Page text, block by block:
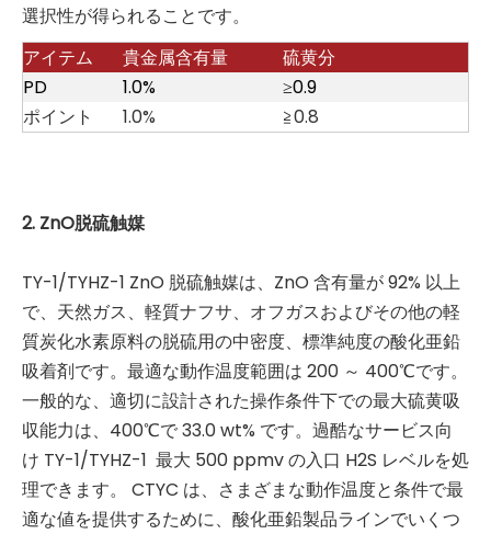
選択性が得られることです。
アイテム
貴金属含有量
硫黄分
PD
1.0%
≥0.9
ポイント
1.0% ≧0.8
2. ZnO脱硫触媒
TY-1/TYHZ-1 ZnO 脱硫触媒は、ZnO 含有量が 92% 以上
で、天然ガス、軽質ナフサ、オフガスおよびその他の軽
質炭化水素原料の脱硫用の中密度、標準純度の酸化亜鉛
吸着剤です。最適な動作温度範囲は 200 ～ 400℃です。
一般的な、適切に設計された操作条件下での最大硫黄吸
収能力は、400℃で 33.0 wt% です。過酷なサービス向
け TY-1/TYHZ-1 最大 500 ppmv の入口 H2S レベルを処
理できます。 CTYC は、さまざまな動作温度と条件で最
適な値を提供するために、酸化亜鉛製品ラインでいくつ